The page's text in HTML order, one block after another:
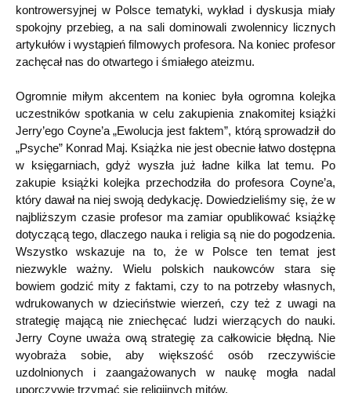
kontrowersyjnej w Polsce tematyki, wykład i dyskusja miały
spokojny przebieg, a na sali dominowali zwolennicy licznych
artykułów i wystąpień filmowych profesora. Na koniec profesor
zachęcał nas do otwartego i śmiałego ateizmu.
Ogromnie miłym akcentem na koniec była ogromna kolejka
uczestników spotkania w celu zakupienia znakomitej książki
Jerry’ego Coyne’a „Ewolucja jest faktem”, którą sprowadził do
„Psyche” Konrad Maj. Książka nie jest obecnie łatwo dostępna
w księgarniach, gdyż wyszła już ładne kilka lat temu. Po
zakupie książki kolejka przechodziła do profesora Coyne’a,
który dawał na niej swoją dedykację. Dowiedzieliśmy się, że w
najbliższym czasie profesor ma zamiar opublikować książkę
dotyczącą tego, dlaczego nauka i religia są nie do pogodzenia.
Wszystko wskazuje na to, że w Polsce ten temat jest
niezwykle ważny. Wielu polskich naukowców stara się
bowiem godzić mity z faktami, czy to na potrzeby własnych,
wdrukowanych w dzieciństwie wierzeń, czy też z uwagi na
strategię mającą nie zniechęcać ludzi wierzących do nauki.
Jerry Coyne uważa ową strategię za całkowicie błędną. Nie
wyobraża sobie, aby większość osób rzeczywiście
uzdolnionych i zaangażowanych w naukę mogła nadal
uporczywie trzymać się religijnych mitów.